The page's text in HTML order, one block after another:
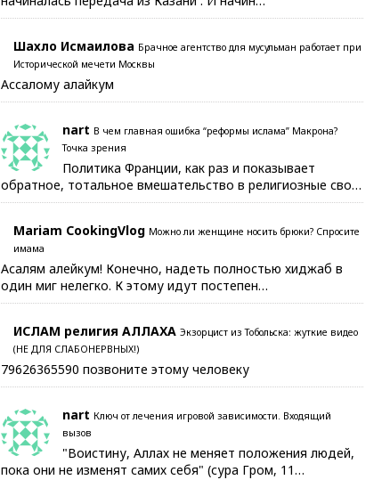
Шахло Исмаилова Брачное агентство для мусульман работает при
Исторической мечети Москвы
Ассалому алайкум
nart В чем главная ошибка “реформы ислама” Макрона?
Точка зрения
Политика Франции, как раз и показывает
обратное, тотальное вмешательство в религиозные сво…
Mariam CookingVlog Можно ли женщине носить брюки? Спросите
имама
Асалям алейкум! Конечно, надеть полностью хиджаб в
один миг нелегко. К этому идут постепен…
ИСЛАМ религия АЛЛАХА Экзорцист из Тобольска: жуткие видео
(НЕ ДЛЯ СЛАБОНЕРВНЫХ!)
79626365590 позвоните этому человеку
nart Ключ от лечения игровой зависимости. Входящий
вызов
"Воистину, Аллах не меняет положения людей,
пока они не изменят самих себя" (сура Гром, 11…